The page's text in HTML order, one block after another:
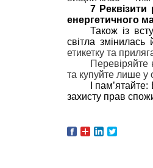
7
енергетичного
Також із
світла
етикетку та
Перевіряйте
та купуйте лише у
І
захисту прав